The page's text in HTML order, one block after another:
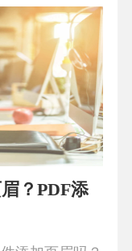
？PDF添